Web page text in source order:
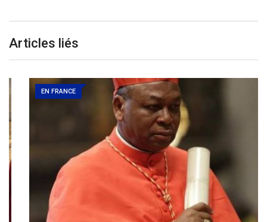
Articles liés
EN FRANCE